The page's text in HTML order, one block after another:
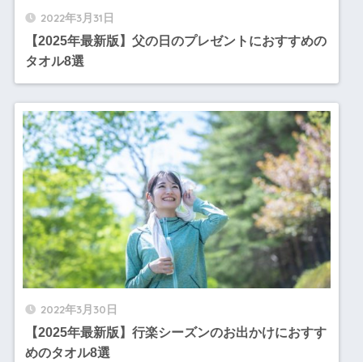
2022年3月31日
【2025年最新版】父の日のプレゼントにおすすめの
タオル8選
2022年3月30日
【2025年最新版】行楽シーズンのお出かけにおすす
めのタオル8選